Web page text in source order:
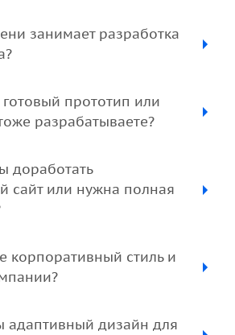
занимает разработка
прототип или
разрабатываете?
доработать
сайт или нужна полная
корпоративный стиль и
адаптивный дизайн для